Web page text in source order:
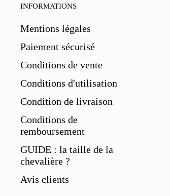
INFORMATIONS
Mentions légales
Paiement sécurisé
Conditions de vente
Conditions d'utilisation
Condition de livraison
Conditions de
remboursement
GUIDE : la taille de la
chevalière ?
Avis clients